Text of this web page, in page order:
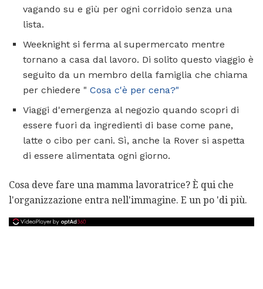
vagando su e giù per ogni corridoio senza una
lista.
Weeknight si ferma al supermercato mentre
tornano a casa dal lavoro. Di solito questo viaggio è
seguito da un membro della famiglia che chiama
per chiedere " Cosa c'è per cena?"
Viaggi d'emergenza al negozio quando scopri di
essere fuori da ingredienti di base come pane,
latte o cibo per cani. Sì, anche la Rover si aspetta
di essere alimentata ogni giorno.
Cosa deve fare una mamma lavoratrice? È qui che
l'organizzazione entra nell'immagine. E un po 'di più.